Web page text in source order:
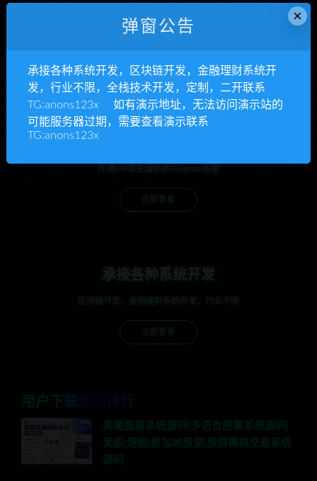
开通VIP或充值联系Telegram客服
立即查看
承接各种系统开发
区块链开发，金融理财系统开发，行业不限
立即查看
用户下载源码排行
高端股票系统源码|多语言股票系统源码|
美股|港股|新加坡股票|股票模拟交易系统
源码
×
弹窗公告
承接各种系统开发，区块链开发，金融理财系统开
发，行业不限，全栈技术开发，定制，二开联系
TG:anons123x 如有演示地址，无法访问演示站的
可能服务器过期，需要查看演示联系
TG:anons123x